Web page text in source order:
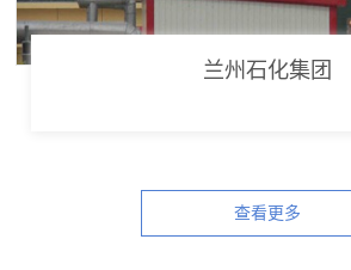
兰州石化集团
查看更多